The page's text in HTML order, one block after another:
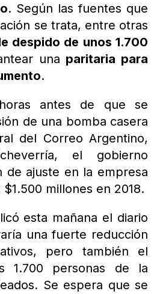
. Según las fuentes que
se trata, entre otras
despido de unos 1.700
una paritaria para
.
antes de que se
de una bomba casera
del Correo Argentino,
el gobierno
de ajuste en la empresa
millones en 2018.
esta mañana el diario
una fuerte reducción
pero también el
1.700 personas de la
Se espera que se